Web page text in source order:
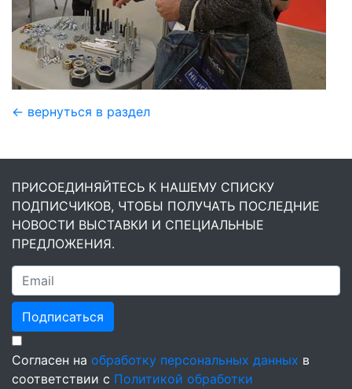
← вернуться в раздел
ПРИСОЕДИНЯЙТЕСЬ К НАШЕМУ СПИСКУ
ПОДПИСЧИКОВ, ЧТОБЫ ПОЛУЧАТЬ ПОСЛЕДНИЕ
НОВОСТИ ВЫСТАВКИ И СПЕЦИАЛЬНЫЕ
ПРЕДЛОЖЕНИЯ.
Подписаться
Согласен на обработку персональных данных в
соответствии с Политикой обработки